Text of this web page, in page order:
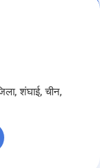
शंघाई, चीन,